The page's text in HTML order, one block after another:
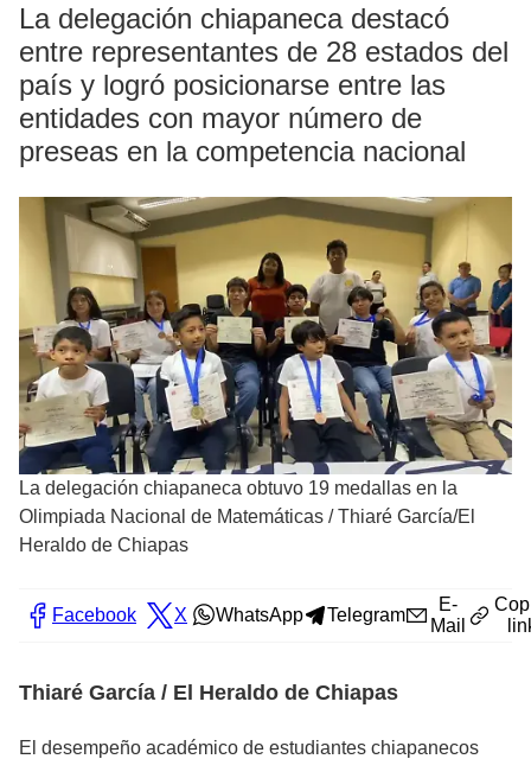
La delegación chiapaneca destacó
entre representantes de 28 estados del
país y logró posicionarse entre las
entidades con mayor número de
preseas en la competencia nacional
La delegación chiapaneca obtuvo 19 medallas en la
Olimpiada Nacional de Matemáticas /Thiaré García/El
Heraldo de Chiapas
Facebook X WhatsApp Telegram
E-
Mail
Thiaré García / El Heraldo de Chiapas
El desempeño académico de estudiantes chiapanecos